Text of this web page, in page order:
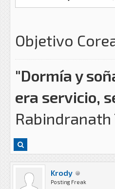
Objetivo
"Dormía y
era servicio,
Rabindranath
Krody
Posting Freak